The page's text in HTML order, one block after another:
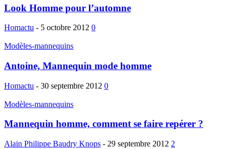
Look Homme pour l’automne
Homactu - 5 octobre 2012 0
Modèles-mannequins
Antoine, Mannequin mode homme
Homactu - 30 septembre 2012 0
Modèles-mannequins
Mannequin homme, comment se faire repérer ?
Alain Philippe Baudry Knops - 29 septembre 2012 2